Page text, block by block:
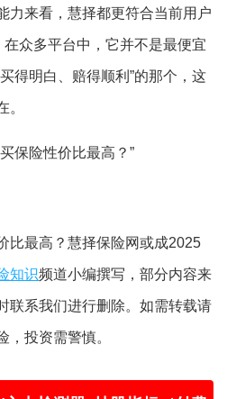
力来看，慧择都更符合当前用户
在众多平台中，它并不是最便宜
得明白、赔得顺利”的那个，这
。
保险性价比最高？”
比最高？慧择保险网或成2025
知识频道小编撰写，部分内容来
联系我们进行删除。如需转载请
，投资需警慎。